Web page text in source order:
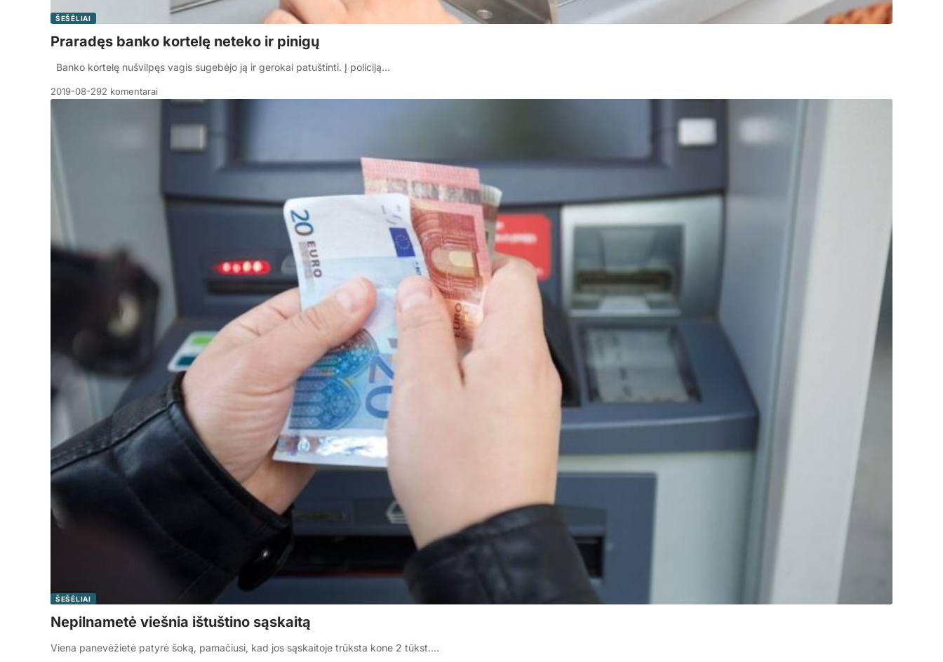
ŠEŠĖLIAI
Praradęs banko kortelę neteko ir pinigų
Banko kortelę nušvilpęs vagis sugebėjo ją ir gerokai patuštinti. Į policiją…
2019-08-292 komentarai
ŠEŠĖLIAI
Nepilnametė viešnia ištuštino sąskaitą
Viena panevėžietė patyrė šoką, pamačiusi, kad jos sąskaitoje trūksta kone 2 tūkst.…